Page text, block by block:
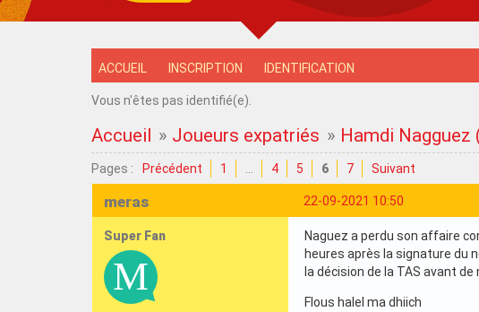
ACCUEIL INSCRIPTION IDENTIFICATION
Vous n'êtes pas identifié(e).
Accueil » Joueurs expatriés » Hamdi Nagguez
Pages : Précédent 1 4 5 6 7 Suivant
22-09-2021 10:50
meras
Super Fan
Naguez a perdu son affaire
heures après la signature du
la décision de la TAS avant
Flous halel ma dhiich